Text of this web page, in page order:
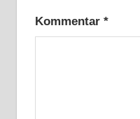
Kommentar *